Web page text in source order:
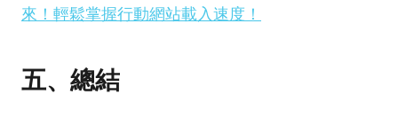
來！輕鬆掌握行動網站載入速度！
五、總結